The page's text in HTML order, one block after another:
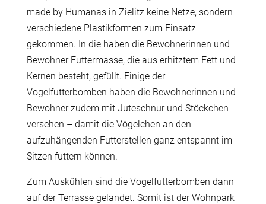
made by Humanas in Zielitz keine Netze, sondern
verschiedene Plastikformen zum Einsatz
gekommen. In die haben die Bewohnerinnen und
Bewohner Futtermasse, die aus erhitztem Fett und
Kernen besteht, gefüllt. Einige der
Vogelfutterbomben haben die Bewohnerinnen und
Bewohner zudem mit Juteschnur und Stöckchen
versehen – damit die Vögelchen an den
aufzuhängenden Futterstellen ganz entspannt im
Sitzen futtern können.
Zum Auskühlen sind die Vogelfutterbomben dann
auf der Terrasse gelandet. Somit ist der Wohnpark